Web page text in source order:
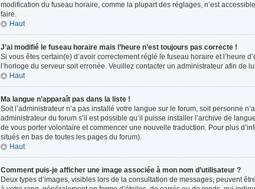
modification du fuseau horaire, comme la plupart des réglages, n’est
faire.
Haut
J’ai modifié le fuseau horaire mais l’heure n’est toujours pas correcte !
Si vous êtes certain(e) d’avoir correctement réglé le fuseau horaire et l’heure
l’horloge du serveur soit erronée. Veuillez contacter un administrateur afin de
Haut
Ma langue n’apparaît pas dans la liste !
Soit l’administrateur n’a pas installé votre langue sur le forum, soit personne
administrateur du forum s’il est possible qu’il puisse installer l’archive de
de vous porter volontaire et commencer une nouvelle traduction. Pour plus
situés en bas de toutes les pages du forum).
Haut
Comment puis-je afficher une image associée à mon nom d’utilisateur ?
Deux types d’images, visibles lors de la consultation de messages, peuvent